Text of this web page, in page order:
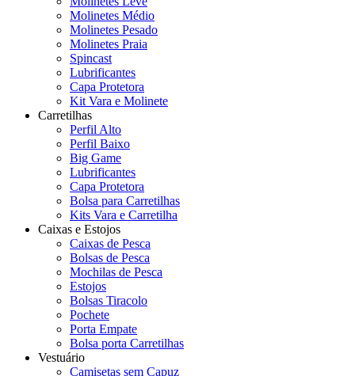
Molinetes Médio
Molinetes Pesado
Molinetes Praia
Spincast
Lubrificantes
Capa Protetora
Kit Vara e Molinete
Carretilhas
Perfil Alto
Perfil Baixo
Big Game
Lubrificantes
Capa Protetora
Bolsa para Carretilhas
Kits Vara e Carretilha
Caixas e Estojos
Caixas de Pesca
Bolsas de Pesca
Mochilas de Pesca
Estojos
Bolsas Tiracolo
Pochete
Porta Empate
Bolsa porta Carretilhas
Vestuário
Camisetas sem Capuz